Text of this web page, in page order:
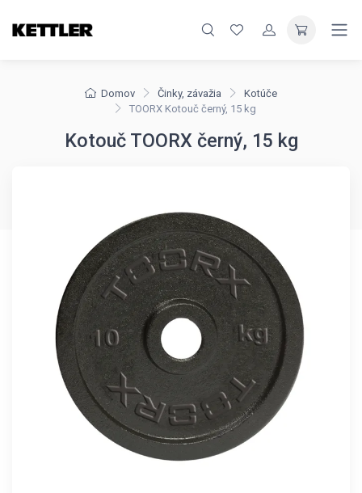
Domov Činky, závažia
Kotúče
TOORX Kotouč černý, 15 kg
Kotouč TOORX černý, 15 kg